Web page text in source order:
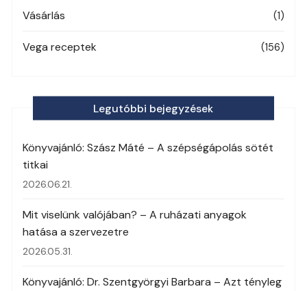
Vásárlás (1)
Vega receptek (156)
Legutóbbi bejegyzések
Könyvajánló: Szász Máté – A szépségápolás sötét
titkai
2026.06.21.
Mit viselünk valójában? – A ruházati anyagok
hatása a szervezetre
2026.05.31.
Könyvajánló: Dr. Szentgyörgyi Barbara – Azt tényleg